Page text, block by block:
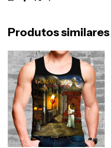
Produtos similares